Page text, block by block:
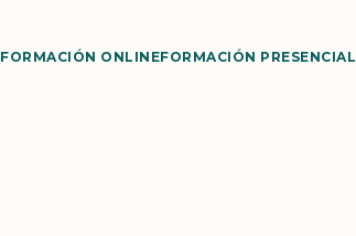
FORMACIÓN ONLINEFORMACIÓN PRESENCIAL